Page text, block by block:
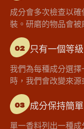
成分會多次檢查以
裝。研磨的物品會被
02 只有一個等級
我們為每種成分選
時，我們會改變來
03 成分保持簡單
單一香料列出一種